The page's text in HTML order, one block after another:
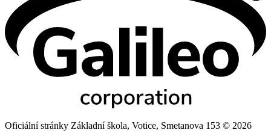
Oficiální stránky Základní škola, Votice, Smetanova 153 © 2026